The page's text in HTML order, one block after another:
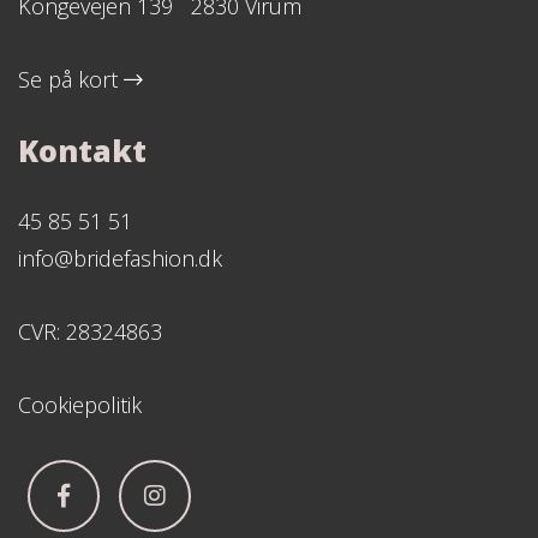
Kongevejen 139 2830 Virum
Se på kort
Kontakt
45 85 51 51
info@bridefashion.dk
CVR: 28324863
Cookiepolitik